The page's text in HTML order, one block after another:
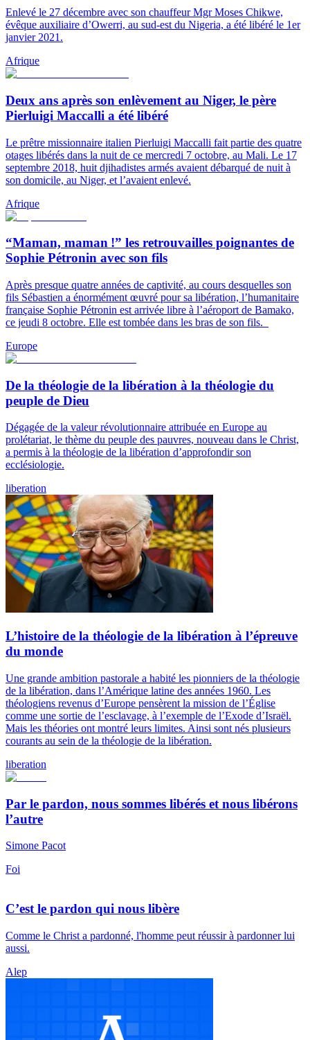
Enlevé le 27 décembre avec son chauffeur Mgr Moses Chikwe,
évêque auxiliaire d’Owerri, au sud-est du Nigeria, a été libéré le 1er
janvier 2021.
Afrique
Deux ans après son enlèvement au Niger, le père
Pierluigi Maccalli a été libéré
Le prêtre missionnaire italien Pierluigi Maccalli fait partie des quatre
otages libérés dans la nuit de ce mercredi 7 octobre, au Mali. Le 17
septembre 2018, huit djihadistes armés avaient débarqué de nuit à
son domicile, au Niger, et l’avaient enlevé.
Afrique
“Maman, maman !” les retrouvailles poignantes de
Sophie Pétronin avec son fils
Après presque quatre années de captivité, au cours desquelles son
fils Sébastien a énormément œuvré pour sa libération, l’humanitaire
française Sophie Pétronin est arrivée libre à l’aéroport de Bamako,
ce jeudi 8 octobre. Elle est tombée dans les bras de son fils.
Europe
De la théologie de la libération à la théologie du
peuple de Dieu
Dégagée de la valeur révolutionnaire attribuée en Europe au
prolétariat, le thème du peuple des pauvres, nouveau dans le Christ,
a permis à la théologie de la libération d’approfondir son
ecclésiologie.
liberation
L’histoire de la théologie de la libération à l’épreuve
du monde
Une grande ambition pastorale a habité les pionniers de la théologie
de la libération, dans l’Amérique latine des années 1960. Les
théologiens revenus d’Europe pensèrent la mission de l’Église
comme une sortie de l’esclavage, à l’exemple de l’Exode d’Israël.
Mais les théories ont montré leurs limites. Ainsi sont nés plusieurs
courants au sein de la théologie de la libération.
liberation
Par le pardon, nous sommes libérés et nous libérons
l’autre
Simone Pacot
Foi
C’est le pardon qui nous libère
Comme le Christ a pardonné, l'homme peut réussir à pardonner lui
aussi.
Alep